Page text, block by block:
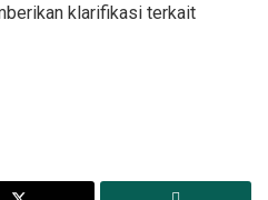
klarifikasi terkait